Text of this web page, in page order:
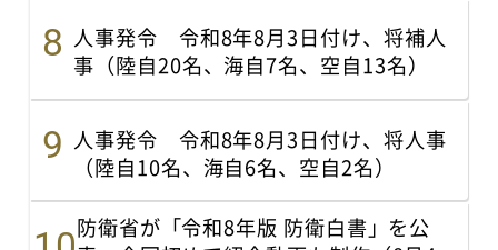
人事発令 令和8年8月3日付け、将補人
事（陸自20名、海自7名、空自13名）
人事発令 令和8年8月3日付け、将人事
（陸自10名、海自6名、空自2名）
防衛省が「令和8年版 防衛白書」を公